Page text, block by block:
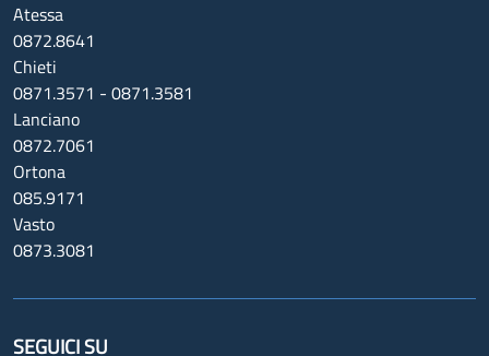
Atessa
0872.8641
Chieti
0871.3571 - 0871.3581
Lanciano
0872.7061
Ortona
085.9171
Vasto
0873.3081
SEGUICI SU